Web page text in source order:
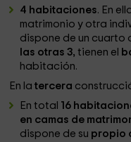
4 habitaciones. En
matrimonio y otra
dispone de un cuarto
las otras 3, tienen el
habitación.
En latercera
En total 16
en camas de
dispone de su propio